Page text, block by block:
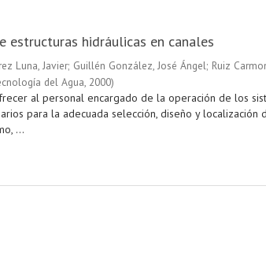
estructuras hidráulicas en canales
Luna, Javier; Guillén González, José Ángel; Ruiz
del Agua, 2000)
al personal encargado de la operación de los
para la adecuada selección, diseño y localización
...